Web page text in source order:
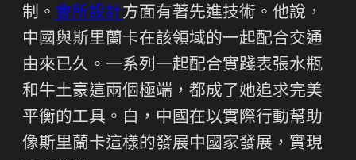
制。 會所設計方面有著先進技術。他說，
中國與斯里蘭卡在該領域的一起配合交通
由來已久。一系列一起配合實踐表張水瓶
和牛土豪這兩個極端，都成了她追求完美
平衡的工具。白，中國在以實際行動幫助
像斯里蘭卡這樣的發展中國家發展，實現